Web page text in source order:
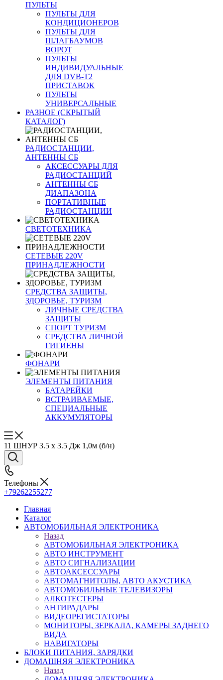
ПУЛЬТЫ
ПУЛЬТЫ ДЛЯ
КОНДИЦИОНЕРОВ
ПУЛЬТЫ ДЛЯ
ШЛАГБАУМОВ
ВОРОТ
ПУЛЬТЫ
ИНДИВИДУАЛЬНЫЕ
ДЛЯ DVB-T2
ПРИСТАВОК
ПУЛЬТЫ
УНИВЕРСАЛЬНЫЕ
РАЗНОЕ (СКРЫТЫЙ
КАТАЛОГ)
РАДИОСТАНЦИИ,
АНТЕННЫ CБ
АКСЕССУАРЫ ДЛЯ
РАДИОСТАНЦИЙ
АНТЕННЫ CБ
ДИАПАЗОНА
ПОРТАТИВНЫЕ
РАДИОСТАНЦИИ
СВЕТОТЕХНИКА
СЕТЕВЫЕ 220V
ПРИНАДЛЕЖНОСТИ
СРЕДСТВА ЗАЩИТЫ,
ЗДОРОВЬЕ, ТУРИЗМ
ЛИЧНЫЕ СРЕДСТВА
ЗАЩИТЫ
СПОРТ ТУРИЗМ
СРЕДСТВА ЛИЧНОЙ
ГИГИЕНЫ
ФОНАРИ
ЭЛЕМЕНТЫ ПИТАНИЯ
БАТАРЕЙКИ
ВСТРАИВАЕМЫЕ,
СПЕЦИАЛЬНЫЕ
АККУМУЛЯТОРЫ
11 ШНУР 3.5 х 3.5 Дж 1,0м (б/н)
Телефоны
+79262255277
Главная
Каталог
АВТОМОБИЛЬНАЯ ЭЛЕКТРОНИКА
Назад
АВТОМОБИЛЬНАЯ ЭЛЕКТРОНИКА
АВТО ИНСТРУМЕНТ
АВТО СИГНАЛИЗАЦИИ
АВТОАКСЕССУАРЫ
АВТОМАГНИТОЛЫ, АВТО АКУСТИКА
АВТОМОБИЛЬНЫЕ ТЕЛЕВИЗОРЫ
АЛКОТЕСТЕРЫ
АНТИРАДАРЫ
ВИДЕОРЕГИСТАТОРЫ
МОНИТОРЫ, ЗЕРКАЛА, КАМЕРЫ ЗАДНЕГО
ВИДА
НАВИГАТОРЫ
БЛОКИ ПИТАНИЯ, ЗАРЯДКИ
ДОМАШНЯЯ ЭЛЕКТРОНИКА
Назад